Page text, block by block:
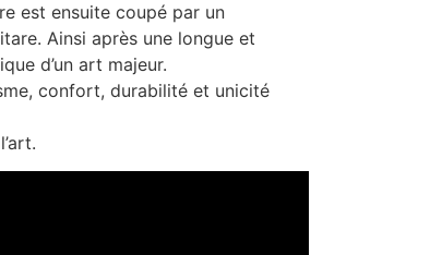
est ensuite coupé par un
Ainsi après une longue et
d’un art majeur.
confort, durabilité et unicité